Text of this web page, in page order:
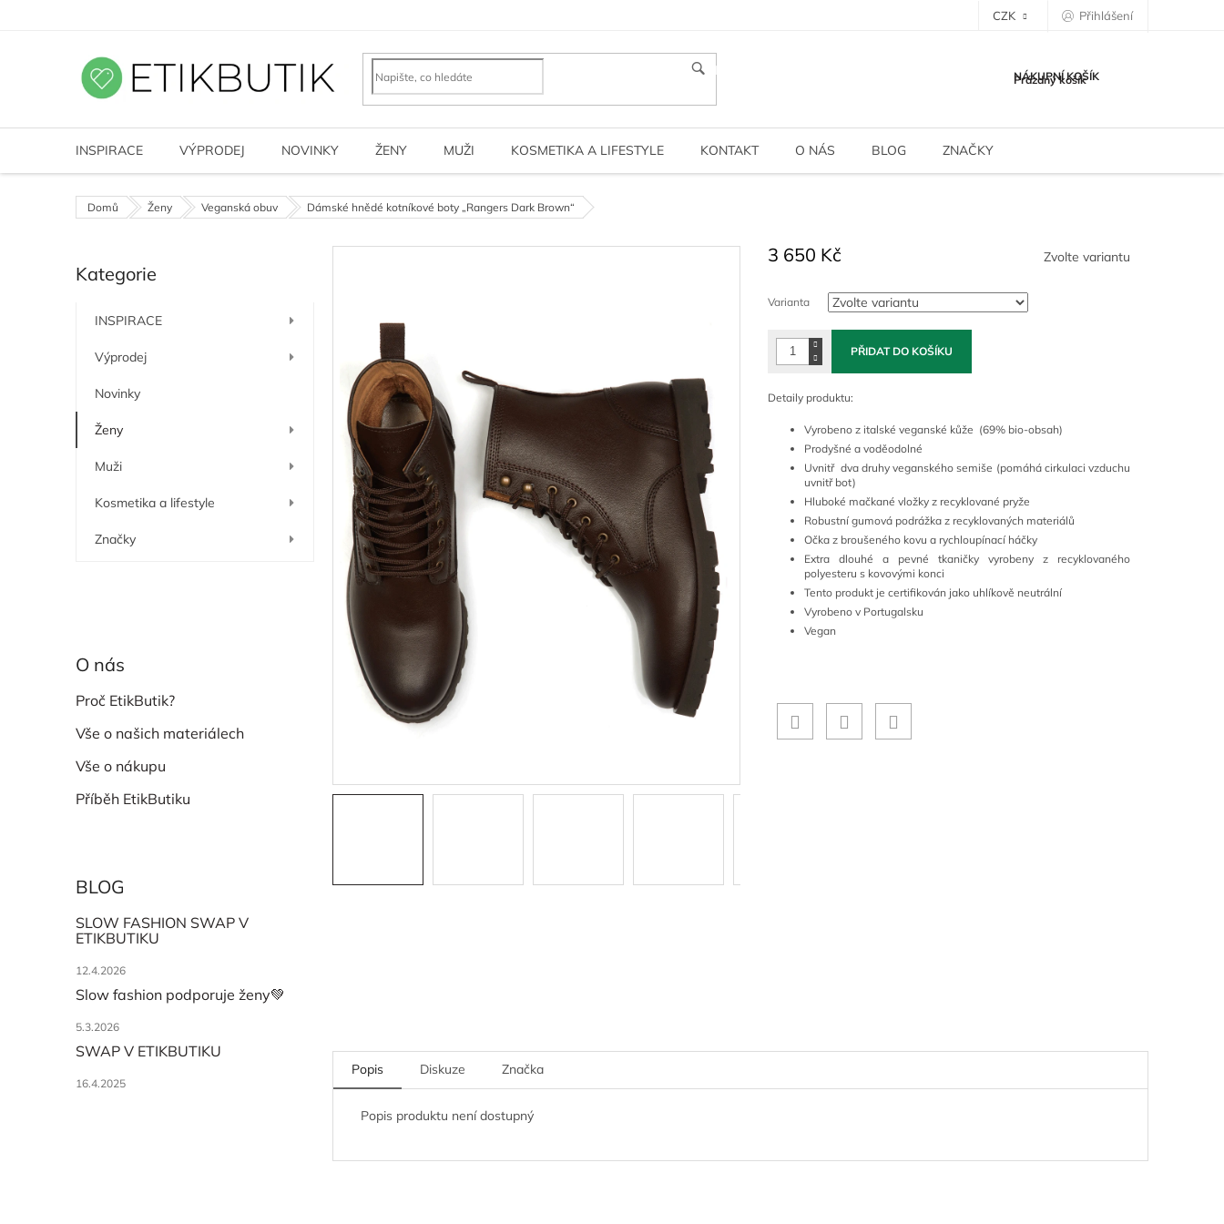
CZK Přihlášení
HLEDAT NÁKUPNÍ KOŠÍK
Prázdný košík
INSPIRACE VÝPRODEJ NOVINKY ŽENY MUŽI KOSMETIKA A LIFESTYLE KONTAKT O NÁS BLOG ZNAČKY
Domů Ženy Veganská obuv Dámské hnědé kotníkové boty „Rangers Dark Brown“
o
í
a
Přeskočit
kategorie
Kategorie
INSPIRACE
Výprodej
Novinky
Ženy
Muži
Kosmetika a lifestyle
Značky
O nás
Proč EtikButik?
Vše o našich materiálech
Vše o nákupu
Příběh EtikButiku
BLOG
SLOW FASHION SWAP V
ETIKBUTIKU
12.4.2026
Slow fashion podporuje ženy💚
5.3.2026
SWAP V ETIKBUTIKU
16.4.2025
3 650 Kč
cena:
Zvolte variantu
Varianta
PŘIDAT DO KOŠÍKU
Detaily produktu:
Vyrobeno z italské veganské kůže (69% bio-obsah)
Prodyšné a voděodolné
Uvnitř dva druhy veganského semiše (pomáhá cirkulaci vzduchu
uvnitř bot)
Hluboké mačkané vložky z recyklované pryže
Robustní gumová podrážka z recyklovaných materiálů
Očka z broušeného kovu a rychloupínací háčky
Extra dlouhé a pevné tkaničky vyrobeny z recyklovaného
polyesteru s kovovými konci
Tento produkt je certifikován jako uhlíkově neutrální
Vyrobeno v Portugalsku
Vegan
Popis Diskuze Značka
Popis produktu není dostupný